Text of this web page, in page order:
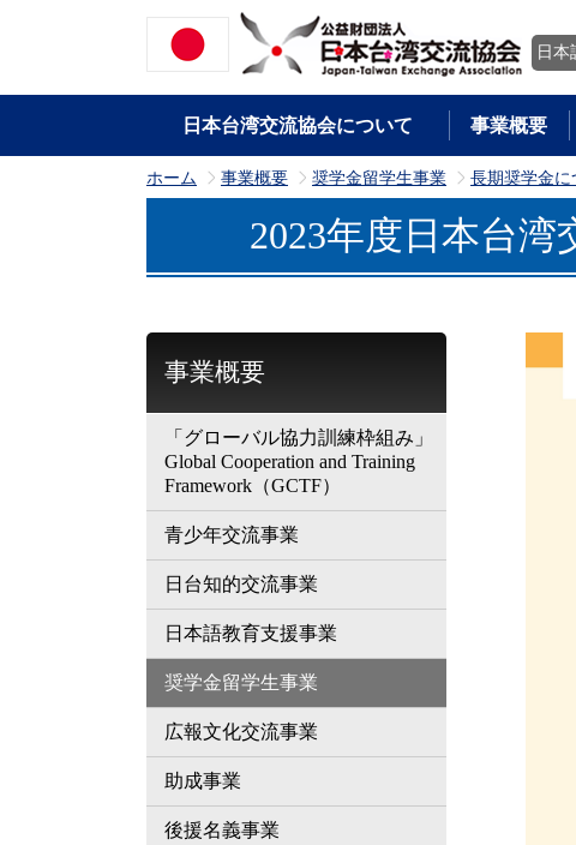
日本
日本台湾交流協会について 事業概要
ホーム >
事業概要 >
奨学金留学生事業 >
長期奨学金に
2023年度日本台
事業概要
「グローバル協力訓練枠組み」
Global Cooperation and Training
Framework（GCTF）
青少年交流事業
日台知的交流事業
日本語教育支援事業
奨学金留学生事業
広報文化交流事業
助成事業
後援名義事業